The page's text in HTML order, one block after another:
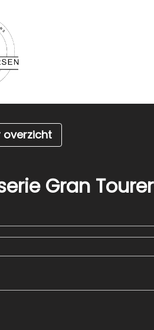
overzicht
Gran Tourer